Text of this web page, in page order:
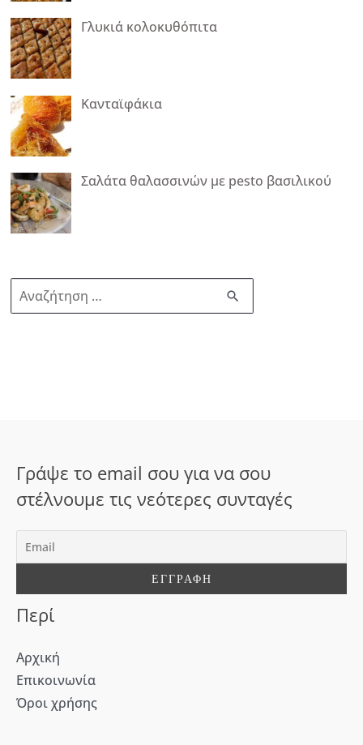
Γλυκιά κολοκυθόπιτα
Κανταϊφάκια
Σαλάτα θαλασσινών με pesto βασιλικού
ν
σ
α
Γράψε το email σου για να σου
στέλνουμε τις νεότερες συνταγές
Περί
Αρχική
Επικοινωνία
Όροι χρήσης